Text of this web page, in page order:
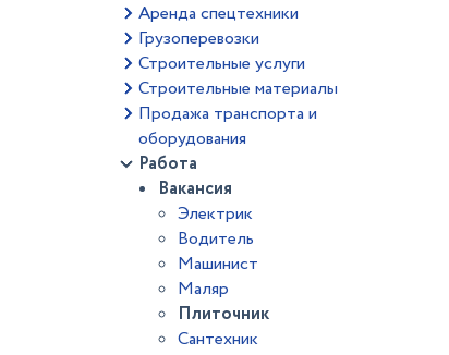
Аренда спецтехники
Грузоперевозки
Строительные услуги
Строительные материалы
Продажа транспорта и
оборудования
Работа
Вакансия
Электрик
Водитель
Машинист
Маляр
Плиточник
Сантехник